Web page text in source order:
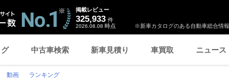
※新車カタログのある自動車総合情
掲載レビュー
325,933 件
2026.08.08 時点
中古車検索 新車見積り 車買取 ニュース
動画 ランキング